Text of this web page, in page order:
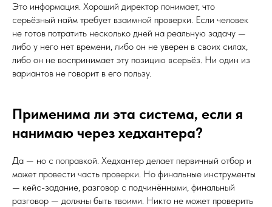
Это информация. Хороший директор понимает, что
серьёзный найм требует взаимной проверки. Если человек
не готов потратить несколько дней на реальную задачу —
либо у него нет времени, либо он не уверен в своих силах,
либо он не воспринимает эту позицию всерьёз. Ни один из
вариантов не говорит в его пользу.
Применима ли эта система, если я
нанимаю через хедхантера?
Да — но с поправкой. Хедхантер делает первичный отбор и
может провести часть проверки. Но финальные инструменты
— кейс-задание, разговор с подчинёнными, финальный
разговор — должны быть твоими. Никто не может проверить